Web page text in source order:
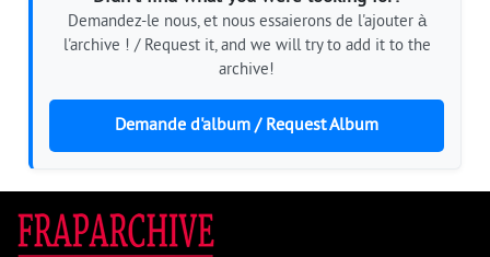
Demandez-le nous, et nous essaierons de l'ajouter à
l'archive ! / Request it, and we will try to add it to the
archive!
Demande d'album / Request Album